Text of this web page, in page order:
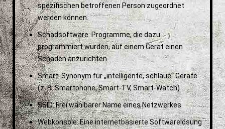
spezifischen betroffenen Person zugeordnet
werden können.
Schadsoftware: Programme, die dazu
programmiert wurden, auf einem Gerät einen
Schaden anzurichten.
Smart: Synonym für „intelligente, schlaue“ Geräte
(z. B. Smartphone, Smart-TV, Smart-Watch)
SSID: Frei wählbarer Name eines Netzwerkes.
Webkonsole: Eine internetbasierte Softwarelösung